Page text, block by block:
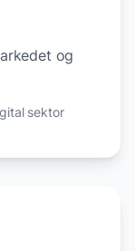
og
sektor